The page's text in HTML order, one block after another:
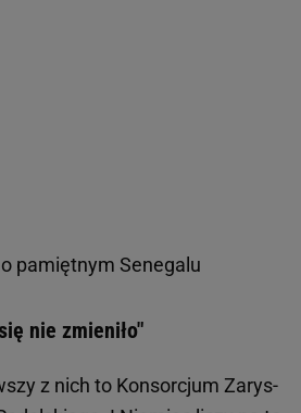
pamiętnym Senegalu
nie zmieniło"
z nich to Konsorcjum Zarys-